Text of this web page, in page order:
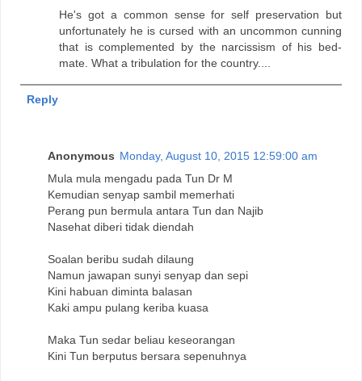
He's got a common sense for self preservation but
unfortunately he is cursed with an uncommon cunning
that is complemented by the narcissism of his bed-
mate. What a tribulation for the country....
Reply
Anonymous Monday, August 10, 2015 12:59:00 am
Mula mula mengadu pada Tun Dr M
Kemudian senyap sambil memerhati
Perang pun bermula antara Tun dan Najib
Nasehat diberi tidak diendah
Soalan beribu sudah dilaung
Namun jawapan sunyi senyap dan sepi
Kini habuan diminta balasan
Kaki ampu pulang keriba kuasa
Maka Tun sedar beliau keseorangan
Kini Tun berputus bersara sepenuhnya